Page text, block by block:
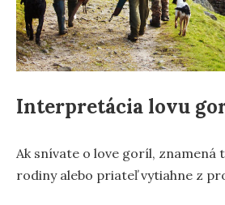
Interpretácia lovu
Ak snívate o love goríl, znamená
rodiny alebo priateľ vytiahne z